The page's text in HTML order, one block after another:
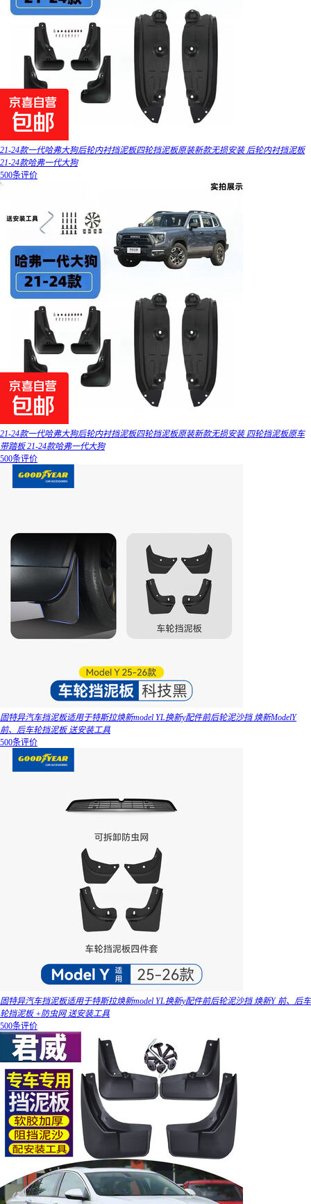
21-24款一代哈弗大狗后轮内衬挡泥板四轮挡泥板原装新款无损安装 后轮内衬挡泥板
21-24款哈弗一代大狗
500条评价
21-24款一代哈弗大狗后轮内衬挡泥板四轮挡泥板原装新款无损安装 四轮挡泥板原车
带踏板 21-24款哈弗一代大狗
500条评价
固特异汽车挡泥板适用于特斯拉焕新model YL换新y配件前后轮泥沙挡 焕新ModelY
前、后车轮挡泥板 送安装工具
500条评价
固特异汽车挡泥板适用于特斯拉焕新model YL换新y配件前后轮泥沙挡 焕新Y 前、后车
轮挡泥板 +防虫网 送安装工具
500条评价